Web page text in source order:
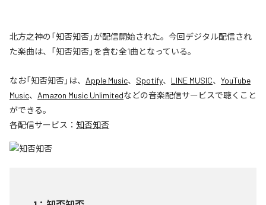
北方之神の「知否知否」が配信開始された。今回デジタル配信され
た楽曲は、「知否知否」を含む全1曲となっている。
なお「知否知否 」は、 Apple Music、 Spotify、 LINE MUSIC、 YouTube
Music、 Amazon Music Unlimitedなどの音楽配信サービスで聴くこと
ができる。
各配信サービス： 知否知否